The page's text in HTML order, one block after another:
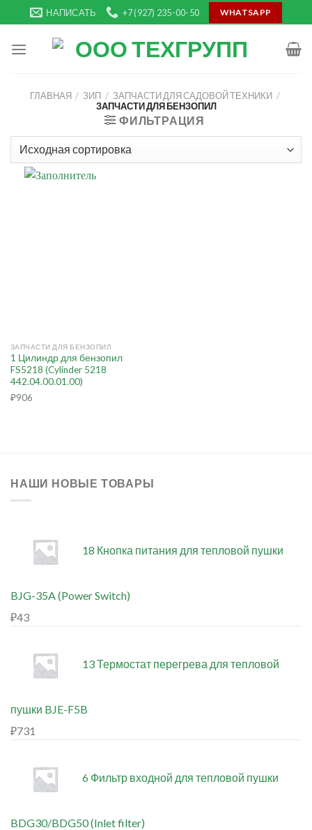
to
content
НАПИСАТЬ +7 (927) 235-00-50 WHATSAPP
ГЛАВНАЯ / ЗИП / ЗАПЧАСТИ ДЛЯ САДОВОЙ ТЕХНИКИ /
ЗАПЧАСТИ ДЛЯ БЕНЗОПИЛ
ФИЛЬТРАЦИЯ
ЗАПЧАСТИ ДЛЯ БЕНЗОПИЛ
1 Цилиндр для бензопил
FS5218 (Cylinder 5218
442.04.00.01.00)
₽906
НАШИ НОВЫЕ ТОВАРЫ
18 Кнопка питания для тепловой пушки
BJG-35A (Power Switch)
₽43
13 Термостат перегрева для тепловой
пушки BJE-F5B
₽731
6 Фильтр входной для тепловой пушки
BDG30/BDG50 (Inlet filter)